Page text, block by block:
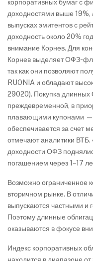
корпоративных бумаг с
доходностями выше 19%,
выпусках эмитентов с
доходность около 20%
внимание Корнев. Для
Корнев выделяет ОФЗ-
так как они позволяют
RUONIA и обладают
29020). Покупка длинных
преждевременной, в
плавающими купонами —
обеспечивается за счет
отмечают аналитики ВТБ.
доходности ОФЗ
погашением через 1–17
Возможно ограниченное
вторичном рынке. В
выпускаются частными и
Поэтому длинные
оказываются в фокусе
Индекс корпоративных